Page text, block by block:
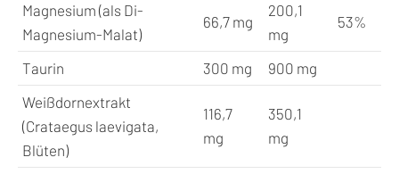
Magnesium (als Di-
Magnesium-Malat)
66,7 mg
200,1
mg
53%
Taurin 300 mg
900 mg
Weißdornextrakt
(Crataegus laevigata,
Blüten)
116,7
mg
350,1
mg